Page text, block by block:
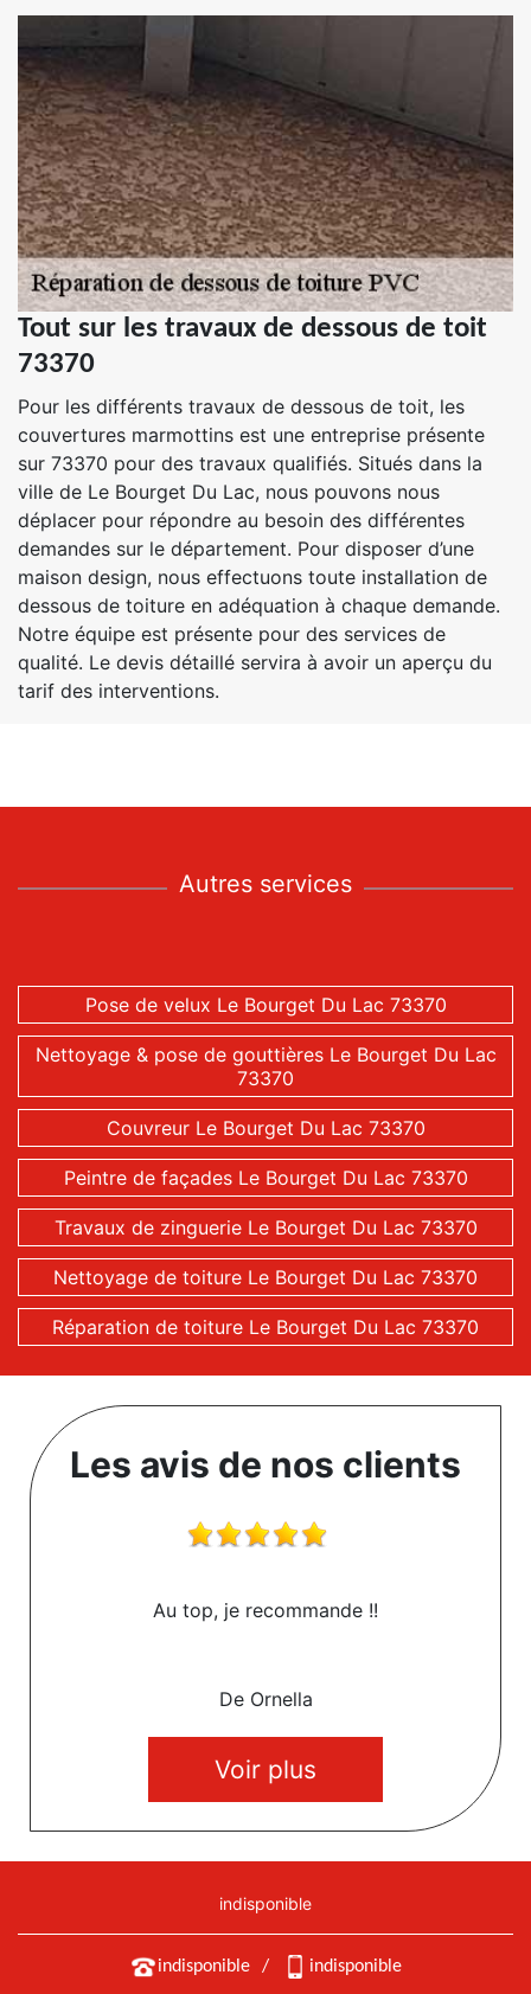
Tout sur les travaux de dessous de toit
73370
Pour les différents travaux de dessous de toit, les
couvertures marmottins est une entreprise présente
sur 73370 pour des travaux qualifiés. Situés dans la
ville de Le Bourget Du Lac, nous pouvons nous
déplacer pour répondre au besoin des différentes
demandes sur le département. Pour disposer d’une
maison design, nous effectuons toute installation de
dessous de toiture en adéquation à chaque demande.
Notre équipe est présente pour des services de
qualité. Le devis détaillé servira à avoir un aperçu du
tarif des interventions.
Autres services
Pose de velux Le Bourget Du Lac 73370
Nettoyage & pose de gouttières Le Bourget Du Lac
73370
Couvreur Le Bourget Du Lac 73370
Peintre de façades Le Bourget Du Lac 73370
Travaux de zinguerie Le Bourget Du Lac 73370
Nettoyage de toiture Le Bourget Du Lac 73370
Réparation de toiture Le Bourget Du Lac 73370
Les avis de nos clients
Au top, je recommande !!
De Ornella
Voir plus
indisponible
indisponible / indisponible